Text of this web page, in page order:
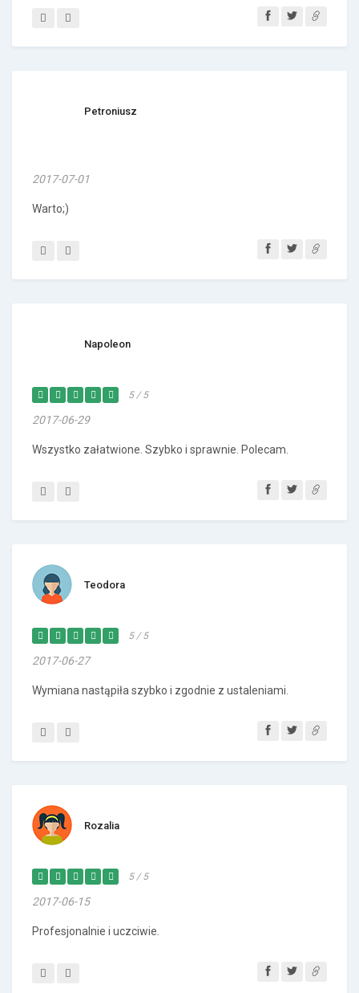
Petroniusz
2017-07-01
Warto;)
Napoleon
5 / 5
2017-06-29
Wszystko załatwione. Szybko i sprawnie. Polecam.
Teodora
5 / 5
2017-06-27
Wymiana nastąpiła szybko i zgodnie z ustaleniami.
Rozalia
5 / 5
2017-06-15
Profesjonalnie i uczciwie.